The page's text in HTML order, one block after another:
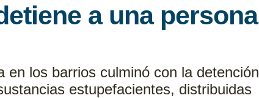
a una persona
los barrios culminó con la detención
estupefacientes, distribuidas